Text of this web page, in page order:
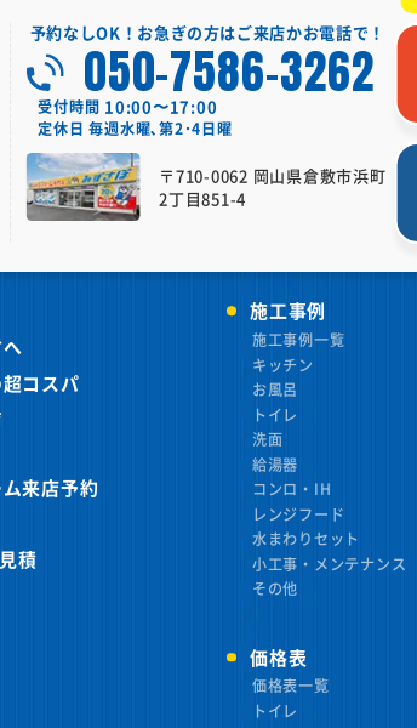
予約なしOK！お急ぎの方はご来店かお電話で！
050-7586-3262
受付時間 10:00〜17:00
定休日毎週水曜､第2･4日曜
〒710-0062 岡山県倉敷市浜町
2丁目851-4
コスパ
来店予約
積
施工事例
施工事例一覧
キッチン
お風呂
トイレ
洗面
給湯器
コンロ・IH
レンジフード
水まわりセット
小工事・メンテナンス
その他
価格表
価格表一覧
トイレ